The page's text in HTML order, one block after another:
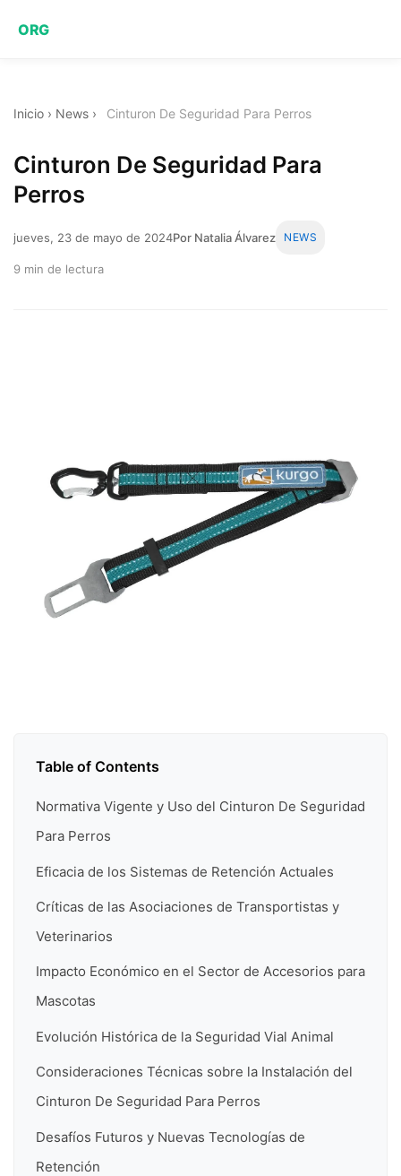
ORG
Inicio › News › Cinturon De Seguridad Para Perros
Cinturon De Seguridad Para
Perros
jueves, 23 de mayo de 2024Por Natalia Álvarez NEWS
9 min de lectura
Table of Contents
Normativa Vigente y Uso del Cinturon De Seguridad
Para Perros
Eficacia de los Sistemas de Retención Actuales
Críticas de las Asociaciones de Transportistas y
Veterinarios
Impacto Económico en el Sector de Accesorios para
Mascotas
Evolución Histórica de la Seguridad Vial Animal
Consideraciones Técnicas sobre la Instalación del
Cinturon De Seguridad Para Perros
Desafíos Futuros y Nuevas Tecnologías de
Retención